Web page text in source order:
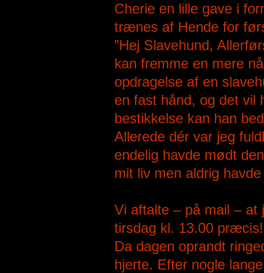
Cherie en lille gave i
trænes af Hende for
”Hej Slavehund,
kan fremme en mere
opdragelse af en
en fast hånd, og det vil
bestikkelse kan han
Allerede dér var jeg
endelig havde mødt
mit liv men aldrig
Vi aftalte – på mail – at
tirsdag kl. 13.00 præcis!
Da dagen oprandt
hjerte. Efter nogle